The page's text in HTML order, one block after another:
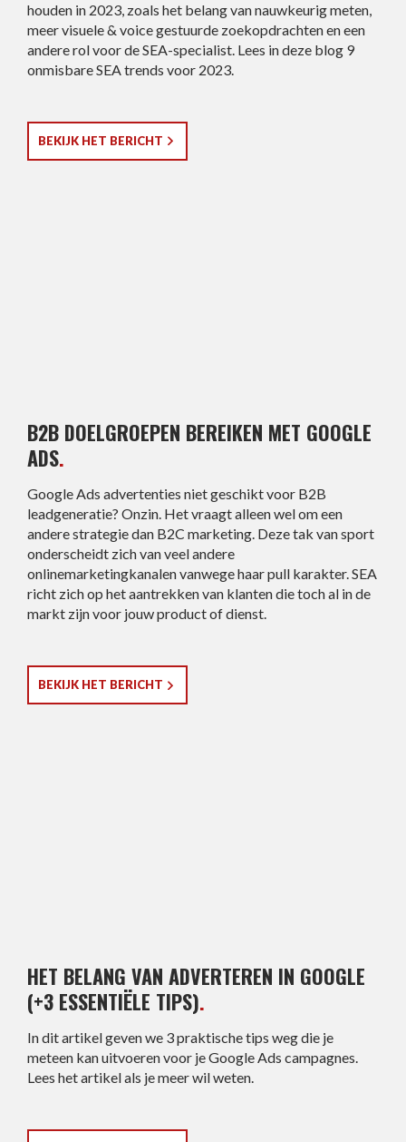
houden in 2023, zoals het belang van nauwkeurig meten,
meer visuele & voice gestuurde zoekopdrachten en een
andere rol voor de SEA-specialist. Lees in deze blog 9
onmisbare SEA trends voor 2023.
BEKIJK HET BERICHT
B2B DOELGROEPEN BEREIKEN MET GOOGLE
ADS.
Google Ads advertenties niet geschikt voor B2B
leadgeneratie? Onzin. Het vraagt alleen wel om een
andere strategie dan B2C marketing. Deze tak van sport
onderscheidt zich van veel andere
onlinemarketingkanalen vanwege haar pull karakter. SEA
richt zich op het aantrekken van klanten die toch al in de
markt zijn voor jouw product of dienst.
BEKIJK HET BERICHT
HET BELANG VAN ADVERTEREN IN GOOGLE
(+3 ESSENTIËLE TIPS).
In dit artikel geven we 3 praktische tips weg die je
meteen kan uitvoeren voor je Google Ads campagnes.
Lees het artikel als je meer wil weten.